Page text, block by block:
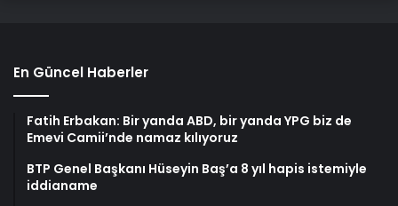
En Güncel Haberler
Fatih Erbakan: Bir yanda ABD, bir yanda YPG biz de
Emevi Camii’nde namaz kılıyoruz
BTP Genel Başkanı Hüseyin Baş’a 8 yıl hapis istemiyle
iddianame